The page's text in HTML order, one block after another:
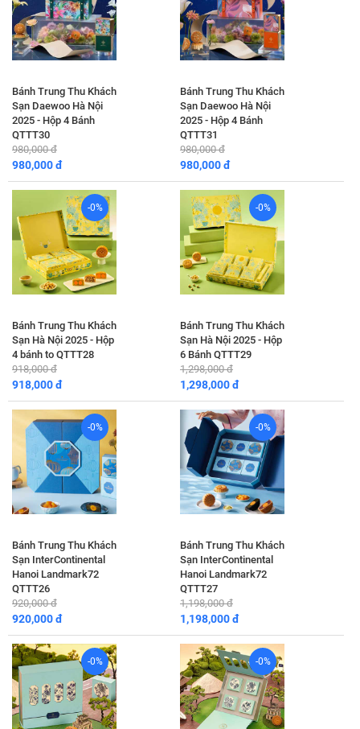
Bánh Trung Thu Khách
Sạn Daewoo Hà Nội
2025 - Hộp 4 Bánh
QTTT30
980,000 đ
980,000 đ
Bánh Trung Thu Khách
Sạn Daewoo Hà Nội
2025 - Hộp 4 Bánh
QTTT31
980,000 đ
980,000 đ
-0%
Bánh Trung Thu Khách
Sạn Hà Nội 2025 - Hộp
4 bánh to QTTT28
918,000 đ
918,000 đ
-0%
Bánh Trung Thu Khách
Sạn Hà Nội 2025 - Hộp
6 Bánh QTTT29
1,298,000 đ
1,298,000 đ
-0%
Bánh Trung Thu Khách
Sạn InterContinental
Hanoi Landmark72
QTTT26
920,000 đ
920,000 đ
-0%
Bánh Trung Thu Khách
Sạn InterContinental
Hanoi Landmark72
QTTT27
1,198,000 đ
1,198,000 đ
-0% -0%